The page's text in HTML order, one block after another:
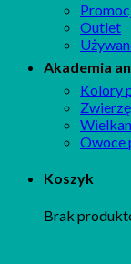
Outlet
Akademia
Kolory
Owoce
Koszyk
Brak